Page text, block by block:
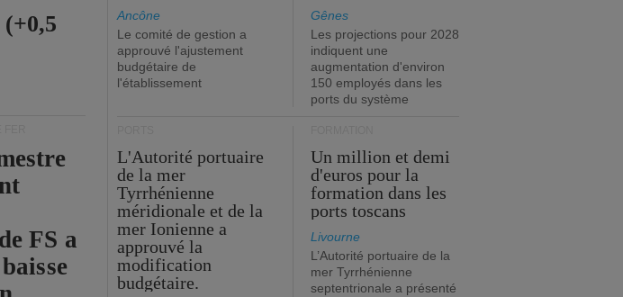
FS a
Ancône
Le comité de gestion a
approuvé l'ajustement
budgétaire de
l'établissement
Gênes
Les projections pour 2028
indiquent une
augmentation d'environ
150 employés dans les
ports du système
L'Autorité portuaire
de la mer
Tyrrhénienne
méridionale et de la
mer Ionienne a
approuvé la
modification
budgétaire.
Un million et demi
d'euros pour la
formation dans les
ports toscans
Livourne
L’Autorité portuaire de la
mer Tyrrhénienne
septentrionale a présenté